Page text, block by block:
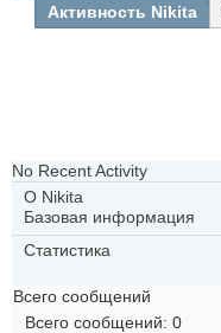
Активность Nikita
No Recent Activity
О Nikita
Базовая информация
Статистика
Всего сообщений
Всего сообщений 0